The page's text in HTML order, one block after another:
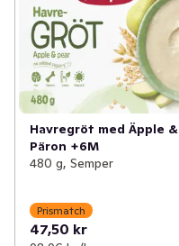
Havregröt med Äpple &
Päron +6M
480 g, Semper
Prismatch
47,50 kr